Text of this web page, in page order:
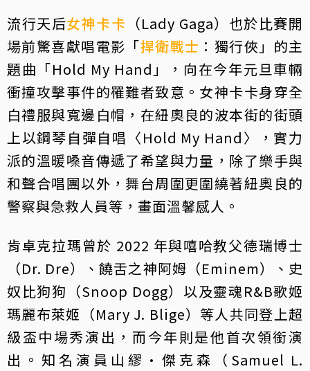
流行天后女神卡卡 （Lady Gaga）也於比賽開
場前驚喜獻唱電影「捍衛戰士 ：獨行俠」的主
題曲「Hold My Hand」，向在今年元旦車輛
衝撞攻擊事件的罹難者致意。女神卡卡身穿全
白禮服與寬邊白帽，在紐奧良的波本街的街頭
上以鋼琴自彈自唱〈Hold My Hand〉，實力
派的溫暖嗓音傳遞了希望與力量，除了樂手與
和聲合唱團以外，舞台周圍更圍繞著紐奧良的
警察與急救人員等，畫面溫馨感人。
肯卓克拉瑪曾於 2022 年與嘻哈教父德瑞博士
（Dr. Dre）、饒舌之神阿姆（Eminem）、史
奴比狗狗（Snoop Dogg）以及靈魂R&B歌姬
瑪麗布萊姬（Mary J. Blige）等人共同登上超
級盃中場秀演出，而今年則是他首次領銜演
出。知名演員山繆·傑克森（Samuel L.